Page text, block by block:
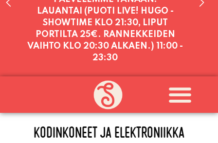
LAUANTAI (PUOTI LIVE! HUGO -
SHOWTIME KLO 21:30, LIPUT
PORTILTA 25€. RANNEKKEIDEN
VAIHTO KLO 20:30 ALKAEN.)
11:00 -
23:30
PALVELEMME PÄIVITTÄIN (MA-SU
KLO 11-21) SUNNUNTAIHIN 16.8.
SAAKKA JONKA JÄLKEEN OLEMME
AVOINNA VIIKONLOPPUISIN (PE-
SU) ELOKUUN LOPPUUN ASTI
LÄMPIMÄSTI TERVETULOA!
KODINKONEET JA ELEKTRONIIKKA